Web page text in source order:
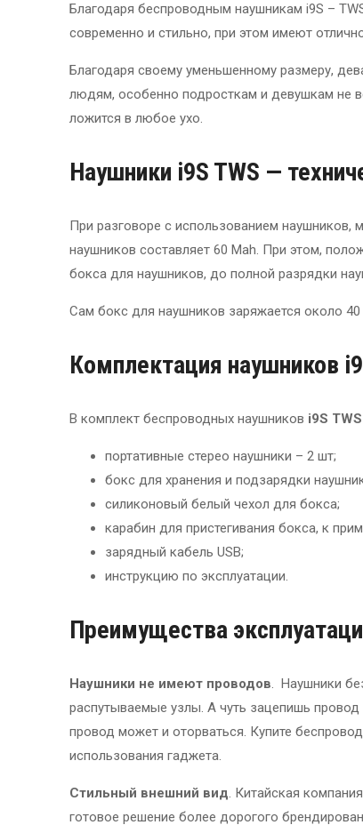
Благодаря беспроводным наушникам i9S –
современно и стильно, при этом имеют
Благодаря своему уменьшенному размеру,
людям, особенно подросткам и девушкам не
ложится в любое ухо.
Наушники i9S TWS —
При разговоре с использованием наушников,
наушников составляет 60 Mah. При этом,
бокса для наушников, до полной разрядки
Сам бокс для наушников заряжается около 40
Комплектация наушников
В комплект беспроводных наушников i9S
портативные стерео наушники – 2 шт;
бокс для хранения и подзарядки
силиконовый белый чехол для бокса;
карабин для пристегивания бокса, к
зарядный кабель USB;
инструкцию по эксплуатации.
Преимущества
Наушники не имеют проводов. Наушники
распутываемые узлы. А чуть зацепишь
провод может и оторваться. Купите
использования гаджета.
Стильный внешний вид. Китайская
готовое решение более дорогого